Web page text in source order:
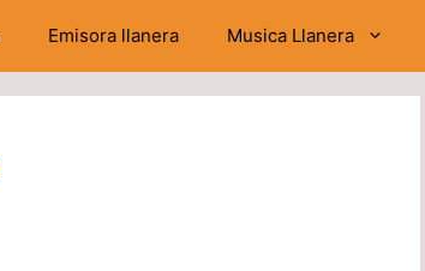
Emisora llanera Musica Llanera